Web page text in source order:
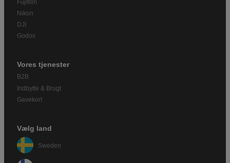
Fujifilm
Nikon
DJI
Godox
Vores tjenester
B2B
Indbytte & Brugt
Gavekort
Vælg land
Sweden